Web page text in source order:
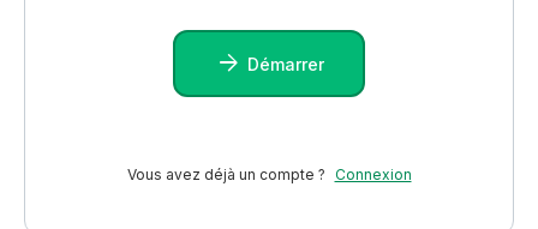
Démarrer
Vous avez déjà un compte ? Connexion